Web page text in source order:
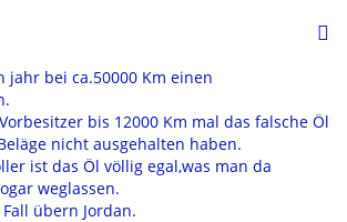
jahr bei ca.50000 Km einen
bis 12000 Km mal das falsche Öl
nicht ausgehalten haben.
ist das Öl völlig egal,was man da
weglassen.
übern Jordan.